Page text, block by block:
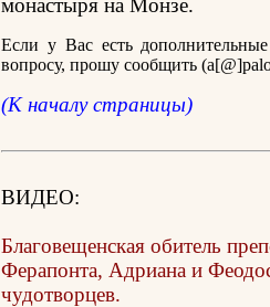
монастыря на Монзе.
Если у Вас есть
вопросу, прошу сообщить
(К началу страницы)
ВИДЕО:
Благовещенская обитель
Ферапонта, Адриана и
чудотворцев.